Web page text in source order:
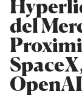
del
OpenAI